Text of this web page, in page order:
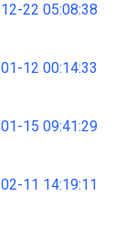
22 05:08:38
12 00:14:33
15 09:41:29
11 14:19:11